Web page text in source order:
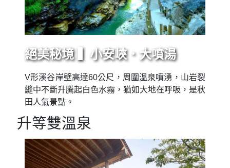
絕美秘境 ▍小安峽．大噴湯
V形溪谷岸壁高達60公尺，周圍溫泉噴湧，山岩裂
縫中不斷升騰起白色水霧，猶如大地在呼吸，是秋
田人氣景點。
升等雙溫泉